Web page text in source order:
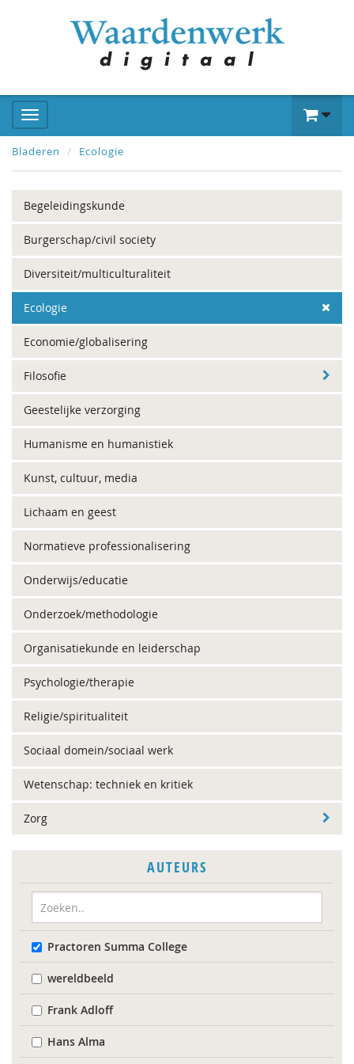
Bladeren Ecologie
Begeleidingskunde
Burgerschap/civil society
Diversiteit/multiculturaliteit
Ecologie
Economie/globalisering
Filosofie
Geestelijke verzorging
Humanisme en humanistiek
Kunst, cultuur, media
Lichaam en geest
Normatieve professionalisering
Onderwijs/educatie
Onderzoek/methodologie
Organisatiekunde en leiderschap
Psychologie/therapie
Religie/spiritualiteit
Sociaal domein/sociaal werk
Wetenschap: techniek en kritiek
Zorg
AUTEURS
Practoren Summa College
wereldbeeld
Frank Adloff
Hans Alma